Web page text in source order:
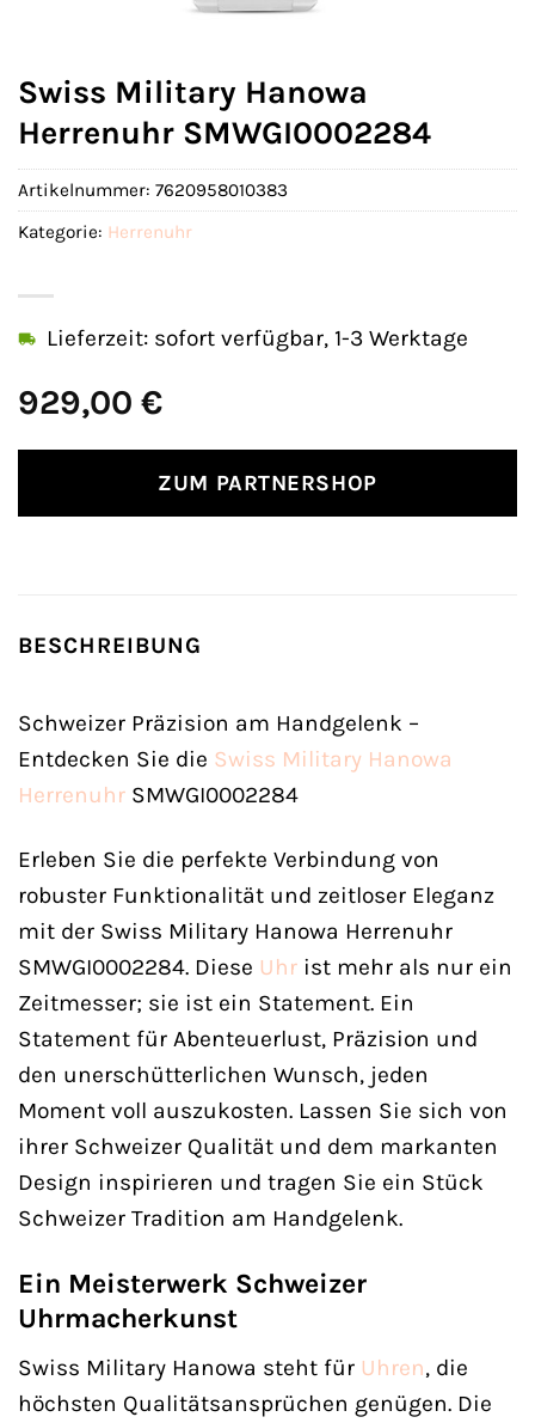
Swiss Military Hanowa
Herrenuhr SMWGI0002284
929,00 €
Lieferzeit: sofort verfügbar, 1-3 Werktage
ZUM PARTNERSHOP
Artikelnummer: 7620958010383
Kategorie: Herrenuhr
BESCHREIBUNG
Schweizer Präzision am Handgelenk –
Entdecken Sie die Swiss Military Hanowa
Herrenuhr SMWGI0002284
Erleben Sie die perfekte Verbindung von
robuster Funktionalität und zeitloser Eleganz
mit der Swiss Military Hanowa Herrenuhr
SMWGI0002284. Diese Uhr ist mehr als nur ein
Zeitmesser; sie ist ein Statement. Ein
Statement für Abenteuerlust, Präzision und
den unerschütterlichen Wunsch, jeden
Moment voll auszukosten. Lassen Sie sich von
ihrer Schweizer Qualität und dem markanten
Design inspirieren und tragen Sie ein Stück
Schweizer Tradition am Handgelenk.
Ein Meisterwerk Schweizer
Uhrmacherkunst
Swiss Military Hanowa steht für Uhren, die
höchsten Qualitätsansprüchen genügen. Die